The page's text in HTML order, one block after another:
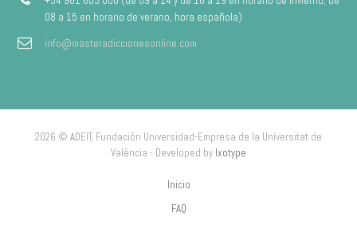
08 a 15 en horario de verano, hora española)
info@masteradiccionesonline.com
2026 © ADEIT, Fundación Universidad-Empresa de la Universitat de
València - Developed by Ixotype
Inicio
FAQ